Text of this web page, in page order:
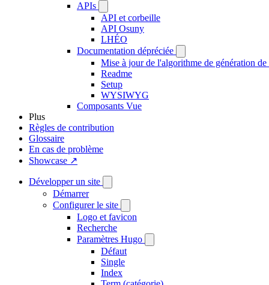
APIs
API et corbeille
API Osuny
LHÉO
Documentation dépréciée
Mise à jour de l'algorithme de génération de
Readme
Setup
WYSIWYG
Composants Vue
Plus
Règles de contribution
Glossaire
En cas de problème
Showcase ↗
Développer un site
Démarrer
Configurer le site
Logo et favicon
Recherche
Paramètres Hugo
Défaut
Single
Index